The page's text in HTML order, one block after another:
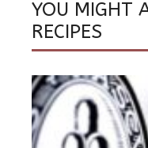
YOU MIGHT
RECIPES